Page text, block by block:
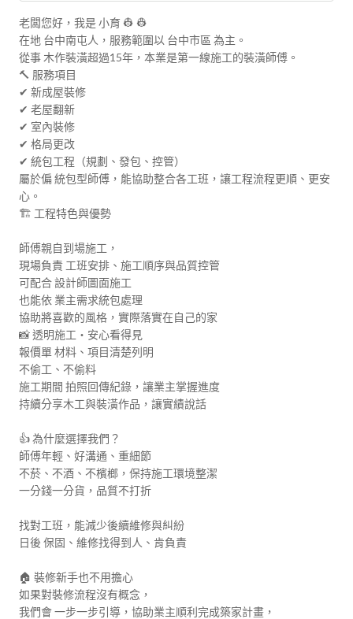
老闆您好，我是 小育‍ 👷 👷
在地 台中南屯人，服務範圍以 台中市區 為主。
從事 木作裝潢超過15年，本業是第一線施工的裝潢師傅。
🔨 服務項目
✔ 新成屋裝修
✔ 老屋翻新
✔ 室內裝修
✔ 格局更改
✔ 統包工程（規劃、發包、控管）
屬於偏 統包型師傅，能協助整合各工班，讓工程流程更順、更安
心。
🏗 工程特色與優勢
師傅親自到場施工，
現場負責 工班安排、施工順序與品質控管
可配合 設計師圖面施工
也能依 業主需求統包處理
協助將喜歡的風格，實際落實在自己的家
📸 透明施工・安心看得見
報價單 材料、項目清楚列明
不偷工、不偷料
施工期間 拍照回傳紀錄，讓業主掌握進度
持續分享木工與裝潢作品，讓實績說話
👍 為什麼選擇我們？
師傅年輕、好溝通、重細節
不菸、不酒、不檳榔，保持施工環境整潔
一分錢一分貨，品質不打折
找對工班，能減少後續維修與糾紛
日後 保固、維修找得到人、肯負責
🏠 裝修新手也不用擔心
如果對裝修流程沒有概念，
我們會 一步一步引導，協助業主順利完成築家計畫，